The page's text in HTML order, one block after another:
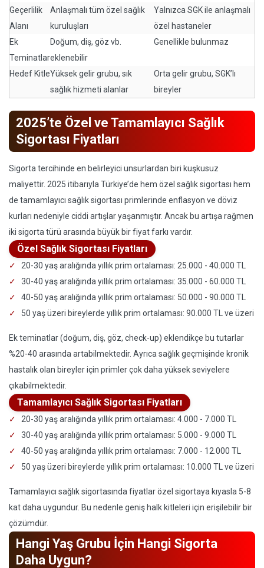
Geçerlilik
Alanı
Anlaşmalı tüm özel sağlık
kuruluşları
Yalnızca SGK ile anlaşmalı
özel hastaneler
Ek
Teminatlar
Doğum, diş, göz vb.
eklenebilir
Genellikle bulunmaz
Hedef KitleYüksek gelir grubu, sık
sağlık hizmeti alanlar
Orta gelir grubu, SGK’lı
bireyler
2025’te Özel ve Tamamlayıcı Sağlık
Sigortası Fiyatları
Sigorta tercihinde en belirleyici unsurlardan biri kuşkusuz
maliyettir. 2025 itibarıyla Türkiye’de hem özel sağlık sigortası hem
de tamamlayıcı sağlık sigortası primlerinde enflasyon ve döviz
kurları nedeniyle ciddi artışlar yaşanmıştır. Ancak bu artışa rağmen
iki sigorta türü arasında büyük bir fiyat farkı vardır.
Özel Sağlık Sigortası Fiyatları
20-30 yaş aralığında yıllık prim ortalaması: 25.000 - 40.000 TL
30-40 yaş aralığında yıllık prim ortalaması: 35.000 - 60.000 TL
40-50 yaş aralığında yıllık prim ortalaması: 50.000 - 90.000 TL
50 yaş üzeri bireylerde yıllık prim ortalaması: 90.000 TL ve üzeri
Ek teminatlar (doğum, diş, göz, check-up) eklendikçe bu tutarlar
%20-40 arasında artabilmektedir. Ayrıca sağlık geçmişinde kronik
hastalık olan bireyler için primler çok daha yüksek seviyelere
çıkabilmektedir.
Tamamlayıcı Sağlık Sigortası Fiyatları
20-30 yaş aralığında yıllık prim ortalaması: 4.000 - 7.000 TL
30-40 yaş aralığında yıllık prim ortalaması: 5.000 - 9.000 TL
40-50 yaş aralığında yıllık prim ortalaması: 7.000 - 12.000 TL
50 yaş üzeri bireylerde yıllık prim ortalaması: 10.000 TL ve üzeri
Tamamlayıcı sağlık sigortasında fiyatlar özel sigortaya kıyasla 5-8
kat daha uygundur. Bu nedenle geniş halk kitleleri için erişilebilir bir
çözümdür.
Hangi Yaş Grubu İçin Hangi Sigorta
Daha Uygun?